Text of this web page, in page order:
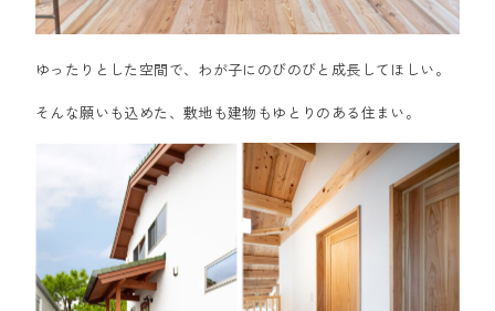
ゆったりとした空間で、わが子にのびのびと成長してほしい。
そんな願いも込めた、敷地も建物もゆとりのある住まい。